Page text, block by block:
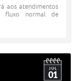
aos atendimentos
fluxo normal de
JUL
01